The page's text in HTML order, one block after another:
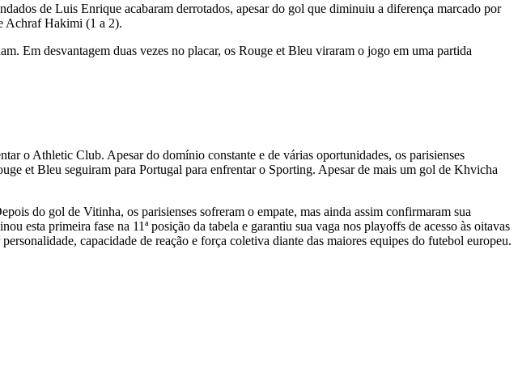
de Luis Enrique acabaram derrotados, apesar do gol que diminuiu a diferença marcado por
Achraf Hakimi (1 a 2).
Em desvantagem duas vezes no placar, os Rouge et Bleu viraram o jogo em uma partida
o Athletic Club. Apesar do domínio constante e de várias oportunidades, os parisienses
et Bleu seguiram para Portugal para enfrentar o Sporting. Apesar de mais um gol de Khvicha
do gol de Vitinha, os parisienses sofreram o empate, mas ainda assim confirmaram sua
esta primeira fase na 11ª posição da tabela e garantiu sua vaga nos playoffs de acesso às oitavas
capacidade de reação e força coletiva diante das maiores equipes do futebol europeu.